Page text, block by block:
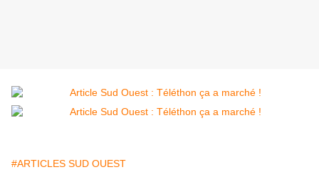
#ARTICLES SUD OUEST